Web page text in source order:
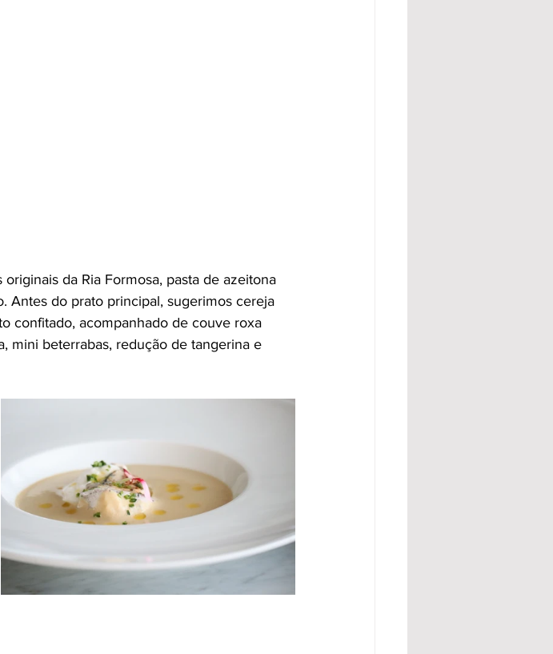
da Ria Formosa, pasta de azeitona
Antes do prato principal, sugerimos cereja
confitado, acompanhado de couve roxa
mini beterrabas, redução de tangerina e